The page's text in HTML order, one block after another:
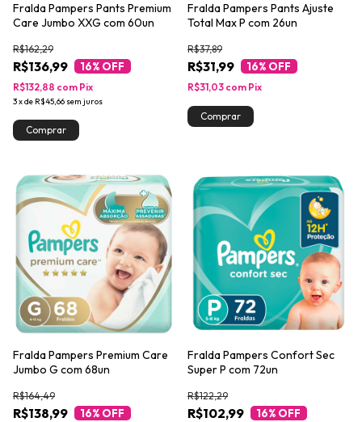
Fralda Pampers Pants Premium
Care Jumbo XXG com 60un
R$136,99
R$162,29
16% OFF
3xde R$45,66 sem juros
R$132,88 com Pix
Fralda Pampers Pants Ajuste
Total Max P com 26un
R$31,99
R$37,89
16% OFF
R$31,03 com Pix
Fralda Pampers Premium Care
Jumbo G com 68un
R$138,99
R$164,49
16% OFF
Fralda Pampers Confort Sec
Super P com 72un
R$102,99
R$122,29
16% OFF